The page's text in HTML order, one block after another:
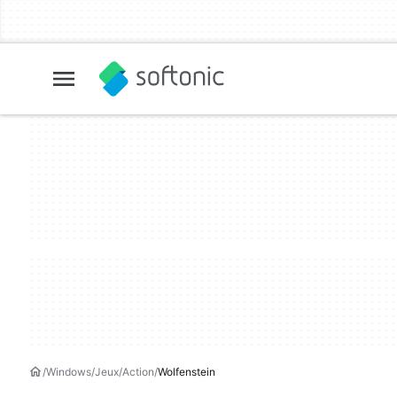
Windows Jeux Action Wolfenstein